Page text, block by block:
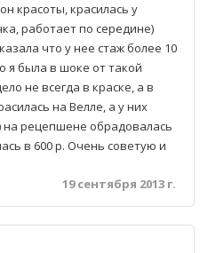
красоты, красилась у
работает по середине)
что у нее стаж более 10
я была в шоке от такой
не всегда в краске, а в
на Велле, а у них
на рецепшене обрадовалась
в 600 р. Очень советую и
19 сентября 2013 г.